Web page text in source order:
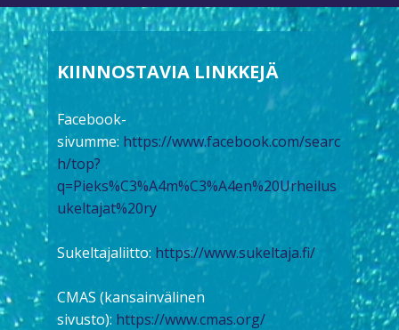
KIINNOSTAVIA LINKKEJÄ
Facebook-
sivumme: https://www.facebook.com/searc
h/top?
q=Pieks%C3%A4m%C3%A4en%20Urheilus
ukeltajat%20ry
Sukeltajaliitto: https://www.sukeltaja.fi/
CMAS (kansainvälinen
sivusto): https://www.cmas.org/